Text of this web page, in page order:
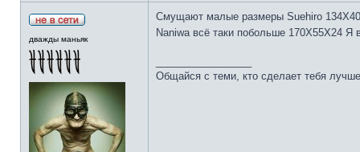
дважды маньяк
Смущают малые размеры Suehiro
Naniwa всё таки побольше 170Х55Х24 Я
Общайся с теми, кто сделает тебя